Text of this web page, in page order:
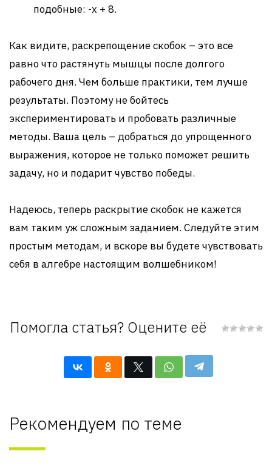
подобные: -x + 8.
Как видите, раскрепощение скобок – это все
равно что растянуть мышцы после долгого
рабочего дня. Чем больше практики, тем лучше
результаты. Поэтому не бойтесь
экспериментировать и пробовать различные
методы. Ваша цель – добраться до упрощенного
выражения, которое не только поможет решить
задачу, но и подарит чувство победы.
Надеюсь, теперь раскрытие скобок не кажется
вам таким уж сложным заданием. Следуйте этим
простым методам, и вскоре вы будете чувствовать
себя в алгебре настоящим волшебником!
Помогла статья? Оцените её
Рекомендуем по теме